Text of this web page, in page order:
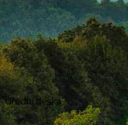
Úřední deska